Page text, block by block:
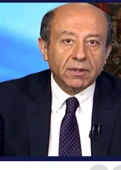
Trabzonspor, KAP'a
İzmir Büyükşehir
Ünlüler soruşturmasında
Veli Ağbaba'nın ağabeyi